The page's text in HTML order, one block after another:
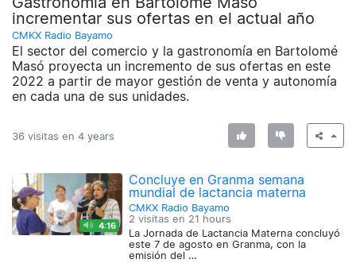
incrementar sus ofertas en el actual año
CMKX Radio Bayamo
El sector del comercio y la gastronomía en Bartolomé
Masó proyecta un incremento de sus ofertas en este
2022 a partir de mayor gestión de venta y autonomía
en cada una de sus unidades.
36 visitas en 4 years
4:16
Concluye en Granma semana
mundial de lactancia materna
CMKX Radio Bayamo
2 visitas en 21 hours
La Jornada de Lactancia Materna concluyó
este 7 de agosto en Granma, con la
emisión del …